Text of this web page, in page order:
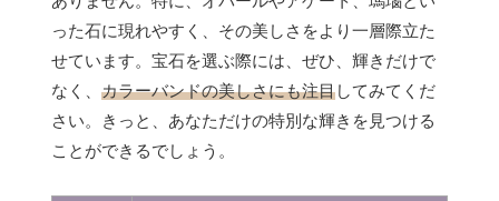
った石に現れやすく、その美しさをより一層際立た
せています。宝石を選ぶ際には、ぜひ、輝きだけで
なく、 カラーバンドの美しさにも注目してみてくだ
さい。きっと、あなただけの特別な輝きを見つける
ことができるでしょう。